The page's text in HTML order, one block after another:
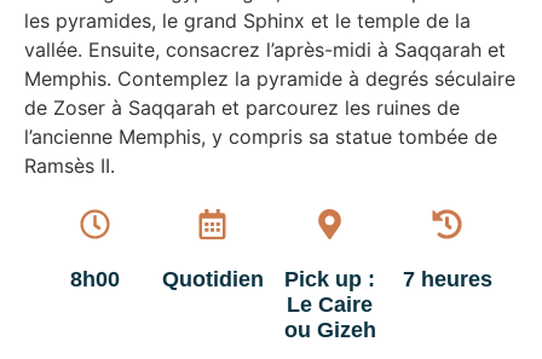
les pyramides, le grand Sphinx et le temple de la
vallée. Ensuite, consacrez l’après-midi à Saqqarah et
Memphis. Contemplez la pyramide à degrés séculaire
de Zoser à Saqqarah et parcourez les ruines de
l’ancienne Memphis, y compris sa statue tombée de
Ramsès II.
8h00 Quotidien
Pick up :
Le Caire
ou Gizeh
7 heures